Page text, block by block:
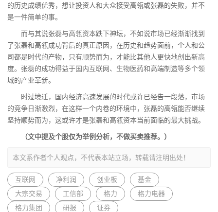
的历史成绩优秀，想让投资人和大众接受高瓴或张磊的失败，并不
是一件简单的事。
而与其说张磊与高瓴资本跌下神坛，不如说市场已经渐渐找到
了张磊和高瓴成功背后的真正原因，在历史和趋势面前，个人和公
司都是时代的产物，只有顺势而为，才能比其他人更快地创出新高
度。张磊的成功得益于国内互联网、生物医药和高端制造等多个领
域的产业革新。
时过境迁，国内经济高速发展的时代或许已经告一段落，市场
的竞争日渐激烈，在这样一个内卷的环境中，张磊的高瓴能否继续
坚持顺势而为，这或许才是张磊和高瓴资本当前面临的最大挑战。
（文中提及个股仅为举例分析，不做买卖推荐。）
本文系作者个人观点，不代表本站立场，转载请注明出处！
互联网 净利润 创业板
基金
大宗交易
工信部 格力
格力电器
格力集团
研报 证券